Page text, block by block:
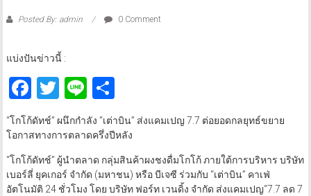
Posted By: admin 0 Comment
แบ่งปันข่าวนี้ :
Facebook
Twitter
LineShare
“โกโก้ดัทช์” ผนึกกำลัง “เต่าบิน” ส่งแคมเปญ 7.7 ต่อยอดกลยุทธ์ขยาย
โอกาสทางการตลาดครึ่งปีหลัง
“โกโก้ดัทช์” ผู้นำตลาด กลุ่มสินค้าผงชงดื่มโกโก้ ภายใต้การบริหาร บริษัท
เบอร์ลี่ ยุคเกอร์ จำกัด (มหาชน) หรือ บีเจซี ร่วมกับ “เต่าบิน” คาเฟ่
อัตโนมัติ 24 ชั่วโมง โดย บริษัท ฟอร์ท เวนดิ้ง จำกัด ส่งแคมเปญ“7.7 ลด 7